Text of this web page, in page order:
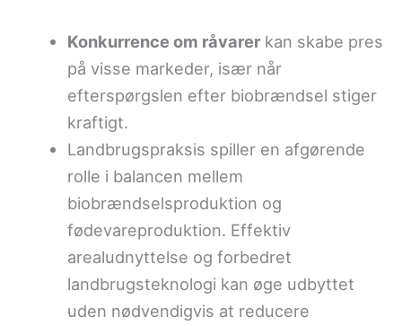
Konkurrence om råvarerkan skabe pres
på visse markeder, især når
efterspørgslen efter biobrændsel stiger
kraftigt.
Landbrugspraksis spiller en afgørende
rolle i balancen mellem
biobrændselsproduktion og
fødevareproduktion. Effektiv
arealudnyttelse og forbedret
landbrugsteknologi kan øge udbyttet
uden nødvendigvis at reducere